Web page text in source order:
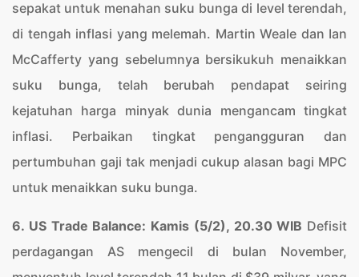
sepakat untuk menahan suku bunga di level terendah,
di tengah inflasi yang melemah. Martin Weale dan Ian
McCafferty yang sebelumnya bersikukuh menaikkan
suku bunga, telah berubah pendapat seiring
kejatuhan harga minyak dunia mengancam tingkat
inflasi. Perbaikan tingkat pengangguran dan
pertumbuhan gaji tak menjadi cukup alasan bagi MPC
untuk menaikkan suku bunga.
6. US Trade Balance: Kamis (5/2), 20.30 WIB Defisit
perdagangan AS mengecil di bulan November,